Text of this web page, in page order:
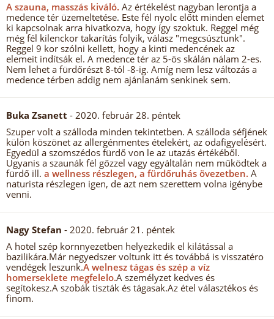
A szauna, masszás kiváló. Az értékelést nagyban lerontja a
medence tér üzemeltetése. Este fél nyolc előtt minden elemet
ki kapcsolnak arra hivatkozva, hogy így szoktuk. Reggel még
még fél kilenckor takarítás folyik, válasz "megcsúsztunk".
Reggel 9 kor szólni kellett, hogy a kinti medencének az
elemeit indítsák el. A medence tér az 5-ös skálán nálam 2-es.
Nem lehet a fürdőrészt 8-tól -8-ig. Amíg nem lesz változás a
medence térben addig nem ajánlanám senkinek sem.
Buka Zsanett - 2020. február 28. péntek
Szuper volt a szálloda minden tekintetben. A szálloda séfjének
külön köszönet az allergénmentes ételekért, az odafigyelésért.
Egyedül a szomszédos fürdő von le az utazás értékéből.
Ugyanis a szaunák fél gőzzel vagy egyáltalán nem működtek a
fürdő ill. a wellness részlegen, a fürdőruhás övezetben. A
naturista részlegen igen, de azt nem szerettem volna igénybe
venni.
Nagy Stefan - 2020. február 21. péntek
A hotel szép kornnyezetben helyezkedik el kilátással a
bazilikára.Már negyedszer voltunk itt és továbbá is visszatéro
vendégek leszunk.A welnesz tágas és szép a víz
homerseklete megfelelo.A személyzet kedves és
segítokesz.A szobák tiszták és tágasak.Az étel választékos és
finom.